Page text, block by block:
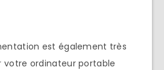
est également très
votre ordinateur portable